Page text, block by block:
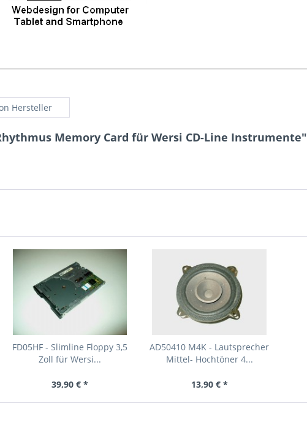
Hersteller
Memory Card für Wersi CD-Line Instrumente"
FD05HF - Slimline Floppy 3,5
Zoll für Wersi...
39,90 € *
AD50410 M4K - Lautsprecher
Mittel- Hochtöner 4...
13,90 € *